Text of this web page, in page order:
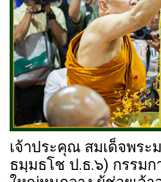
เจ้าประคุณ สมเด็จพร
ธมฺมธโช ป.ธ.๖) กรรมก